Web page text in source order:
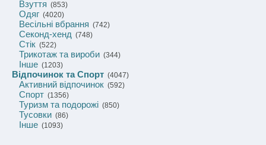
Взуття (853)
Одяг (4020)
Весільні вбрання (742)
Секонд-хенд (748)
Стік (522)
Трикотаж та вироби (344)
Інше (1203)
Відпочинок та Спорт (4047)
Активний відпочинок (592)
Спорт (1356)
Туризм та подорожі (850)
Тусовки (86)
Інше (1093)